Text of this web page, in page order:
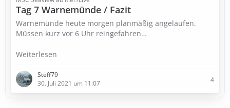
Tag 7 Warnemünde / Fazit
Warnemünde heute morgen planmäßig angelaufen.
Müssen kurz vor 6 Uhr reingefahren…
Weiterlesen
Steff79
30. Juli 2021 um 11:07
4